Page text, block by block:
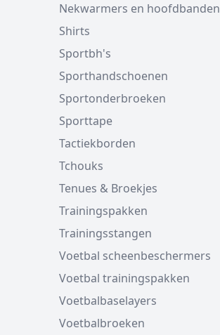
Nekwarmers en hoofdbanden
Shirts
Sportbh's
Sporthandschoenen
Sportonderbroeken
Sporttape
Tactiekborden
Tchouks
Tenues & Broekjes
Trainingspakken
Trainingsstangen
Voetbal scheenbeschermers
Voetbal trainingspakken
Voetbalbaselayers
Voetbalbroeken